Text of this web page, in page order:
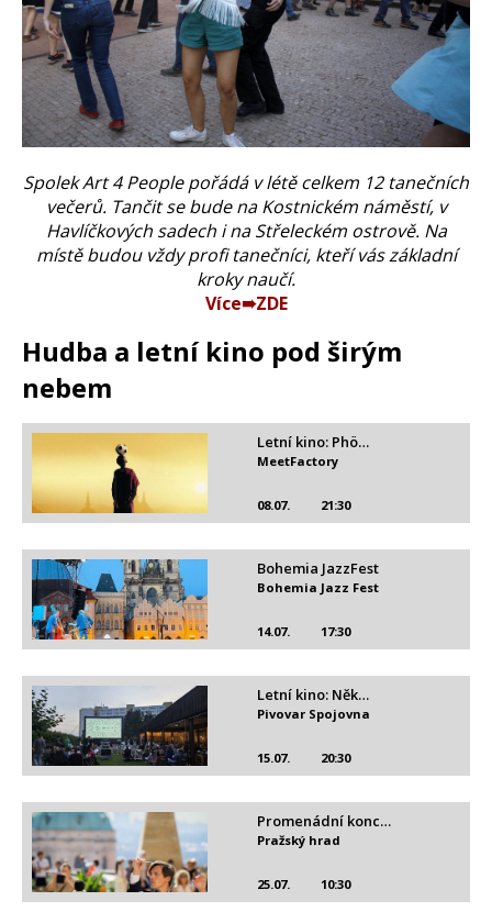
Spolek Art 4 People pořádá v létě celkem 12 tanečních
večerů. Tančit se bude na Kostnickém náměstí, v
Havlíčkových sadech i na Střeleckém ostrově. Na
místě budou vždy profi tanečníci, kteří vás základní
kroky naučí.
Více➠ZDE
Hudba a letní kino pod širým
nebem
Letní kino: Phö…
08.07. 21:30
MeetFactory
Bohemia JazzFest
14.07. 17:30
Bohemia Jazz Fest
Letní kino: Něk…
15.07. 20:30
Pivovar Spojovna
Promenádní konc…
25.07. 10:30
Pražský hrad